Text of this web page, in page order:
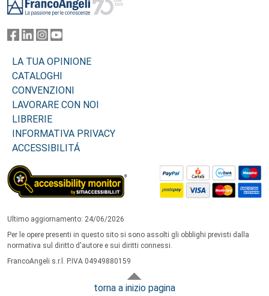
LA TUA OPINIONE
CATALOGHI
CONVENZIONI
LAVORARE CON NOI
LIBRERIE
INFORMATIVA PRIVACY
ACCESSIBILITÁ
Ultimo aggiornamento: 24/06/2026
Per le opere presenti in questo sito si sono assolti gli obblighi previsti dalla
normativa sul diritto d'autore e sui diritti connessi.
FrancoAngeli s.r.l. P.IVA 04949880159
torna a inizio pagina